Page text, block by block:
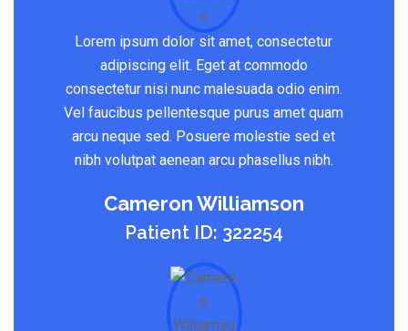
Lorem ipsum dolor sit amet, consectetur
adipiscing elit. Eget at commodo
consectetur nisi nunc malesuada odio enim.
Vel faucibus pellentesque purus amet quam
arcu neque sed. Posuere molestie sed et
nibh volutpat aenean arcu phasellus nibh.
Cameron Williamson
Patient ID: 322254